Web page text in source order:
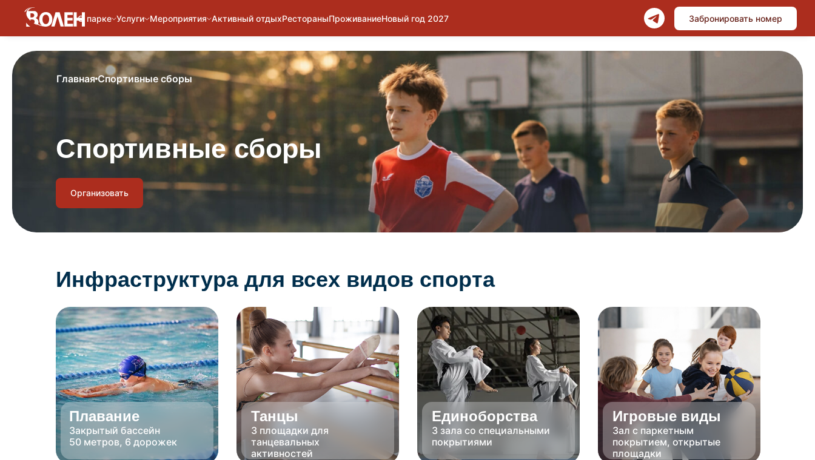
Забронировать номер
О парке Услуги Мероприятия Активный отдыхРестораныПроживаниеНовый год 2027
Спортивные сборы
Организовать
Главная Спортивные сборы
Инфраструктура для всех видов спорта
Плавание
Закрытый бассейн
50 метров, 6 дорожек
Танцы
3 площадки для
танцевальных
активностей
Единоборства
3 зала со специальными
покрытиями
Игровые виды
Зал с паркетным
покрытием, открытые
площадки